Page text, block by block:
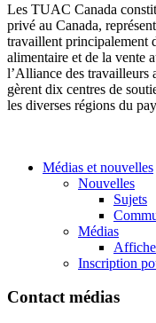
Les TUAC Canada
privé au Canada,
travaillent principalement
alimentaire et de la vente
l’Alliance des
gèrent dix centres de
les diverses régions du
Médias et nouvelles
Nouvelles
Sujets
Médias
Inscription
Contact médias